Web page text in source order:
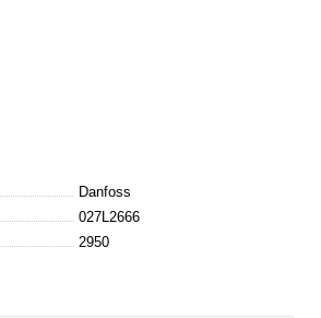
Danfoss
027L2666
2950